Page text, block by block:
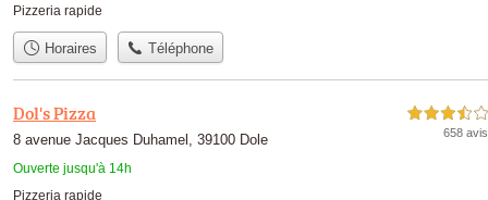
Pizzeria rapide
Horaires Téléphone
Dol's Pizza
8 avenue Jacques Duhamel, 39100 Dole
Ouverte jusqu'à 14h
3,5 étoiles sur 5
658 avis
Pizzeria rapide